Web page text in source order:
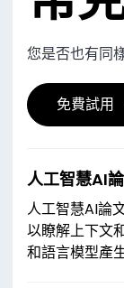
您是否也有同
免費試用
人工智慧AI
人工智慧AI論
以瞭解上下文
和語言模型產